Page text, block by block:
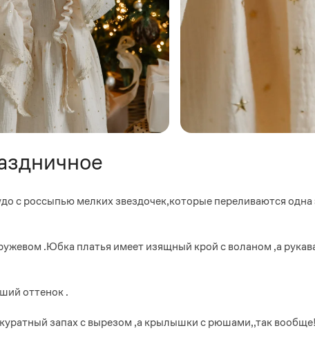
с россыпью мелких звездочек,которые переливаются одна
.Юбка платья имеет изящный крой с воланом ,а
оттенок .
запах с вырезом ,а крылышки с рюшами,,так